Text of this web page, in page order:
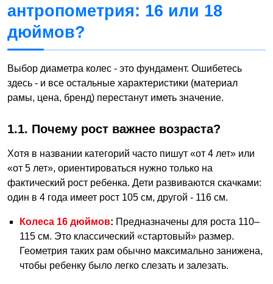
антропометрия: 16 или 18
дюймов?
Выбор диаметра колес - это фундамент. Ошибетесь
здесь - и все остальные характеристики (материал
рамы, цена, бренд) перестанут иметь значение.
1.1. Почему рост важнее возраста?
Хотя в названии категорий часто пишут «от 4 лет» или
«от 5 лет», ориентироваться нужно только на
фактический рост ребенка. Дети развиваются скачками:
один в 4 года имеет рост 105 см, другой - 116 см.
Колеса 16 дюймов: Предназначены для роста 110–
115 см. Это классический «стартовый» размер.
Геометрия таких рам обычно максимально занижена,
чтобы ребенку было легко слезать и залезать.